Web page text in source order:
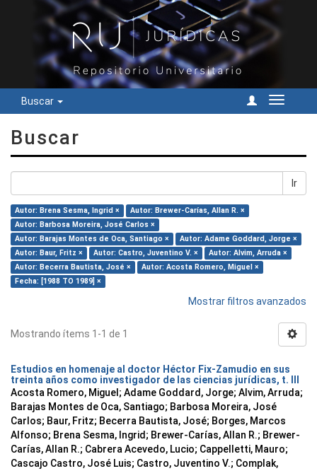
Buscar
Cambiar
Buscar
Ir
Autor: Brena Sesma, Ingrid ×
Autor: Brewer-Carías, Allan R. ×
Autor: Barbosa Moreira, José Carlos ×
Autor: Barajas Montes de Oca, Santiago ×
Autor: Adame Goddard, Jorge ×
Autor: Baur, Fritz ×
Autor: Castro, Juventino V. ×
Autor: Alvim, Arruda ×
Autor: Becerra Bautista, José ×
Autor: Acosta Romero, Miguel ×
Fecha: [1988 TO 1989] ×
Mostrar filtros avanzados
Mostrando ítems 1-1 de 1
Estudios en homenaje al doctor Héctor Fix-Zamudio en sus
treinta años como investigador de las ciencias jurídicas, t. III
Acosta Romero, Miguel; Adame Goddard, Jorge; Alvim, Arruda;
Barajas Montes de Oca, Santiago; Barbosa Moreira, José
Carlos; Baur, Fritz; Becerra Bautista, José; Borges, Marcos
Alfonso; Brena Sesma, Ingrid; Brewer-Carías, Allan R.; Brewer-
Carías, Allan R.; Cabrera Acevedo, Lucio; Cappelletti, Mauro;
Cascajo Castro, José Luis; Castro, Juventino V.; Complak,